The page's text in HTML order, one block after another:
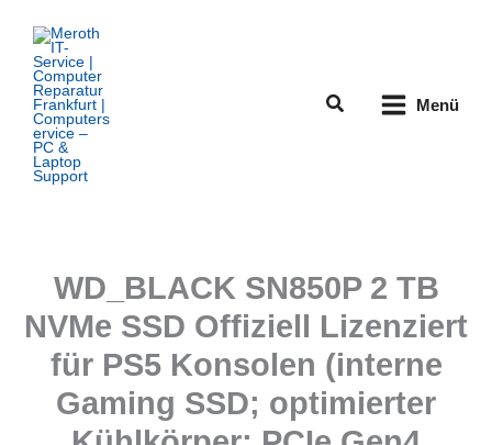
Inhalt
springen
Suchen Menü
WD_BLACK SN850P 2 TB
NVMe SSD Offiziell Lizenziert
für PS5 Konsolen (interne
Gaming SSD; optimierter